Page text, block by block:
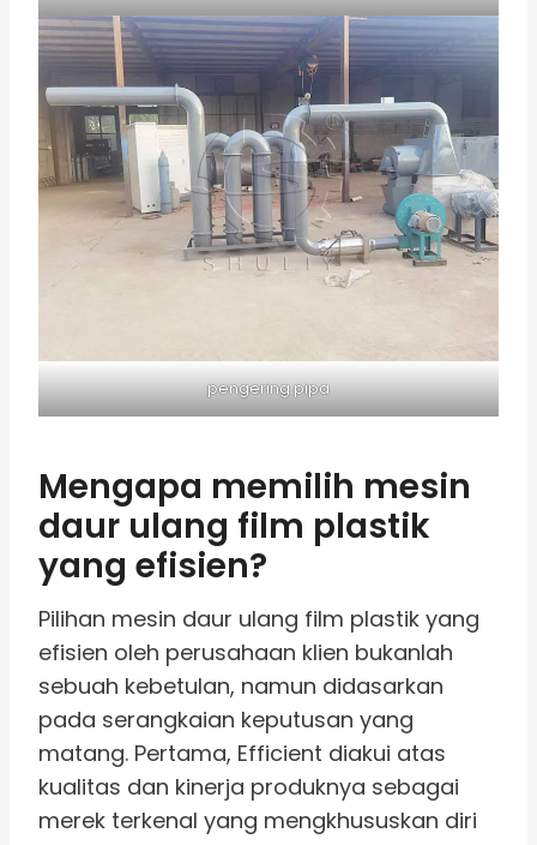
pengering pipa
Mengapa memilih mesin
daur ulang film plastik
yang efisien?
Pilihan mesin daur ulang film plastik yang
efisien oleh perusahaan klien bukanlah
sebuah kebetulan, namun didasarkan
pada serangkaian keputusan yang
matang. Pertama, Efficient diakui atas
kualitas dan kinerja produknya sebagai
merek terkenal yang mengkhususkan diri